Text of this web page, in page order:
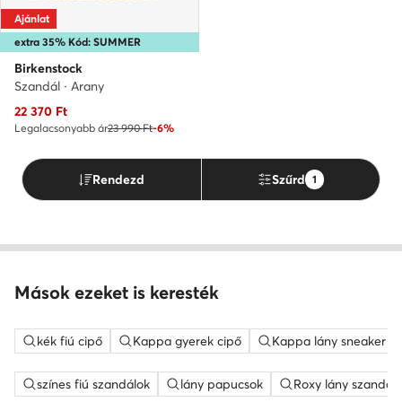
extra 35% Kód: SUMMER
Ajánlat
Birkenstock
Szandál · Arany
Aktuális ár
22 370 Ft
Legalacsonyabb ár23 990 Ft-6%
Rendezd Szűrd 1
Mások ezeket is keresték
kék fiú cipő Kappa gyerek cipő Kappa lány sneaker
színes fiú szandálok lány papucsok Roxy lány